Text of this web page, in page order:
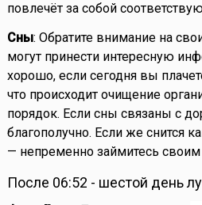
повлечёт за собой
Сны: Обратите внимание на
могут принести интересную
хорошо, если сегодня вы
что происходит очищение
порядок. Если сны связаны с
благополучно. Если же снится
— непременно займитесь
После 06:52 - шестой день